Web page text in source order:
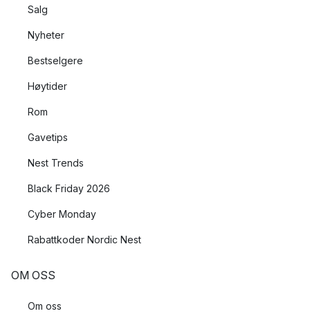
Salg
Nyheter
Bestselgere
Høytider
Rom
Gavetips
Nest Trends
Black Friday 2026
Cyber Monday
Rabattkoder Nordic Nest
OM OSS
Om oss